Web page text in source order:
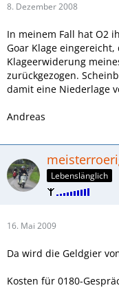
8. Dezember 2008
In meinem Fall hat O2
Goar Klage
Klageerwiderung
zurückgezogen.
damit eine Niederlage
Andreas
Lebenslänglich
16. Mai 2009
Da wird die Geldgier
Kosten für 0180-